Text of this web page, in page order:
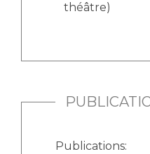
théâtre)
Publications: